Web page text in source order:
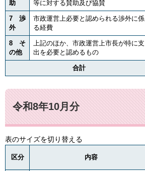
助
等に対する賛助及び協賛
7 渉
外
市政運営上必要と認められる渉外に係
る経費
8 そ
の他
上記のほか、市政運営上市長が特に支
出を必要と認めるもの
合計
令和8年10月分
表のサイズを切り替える
区分 内容